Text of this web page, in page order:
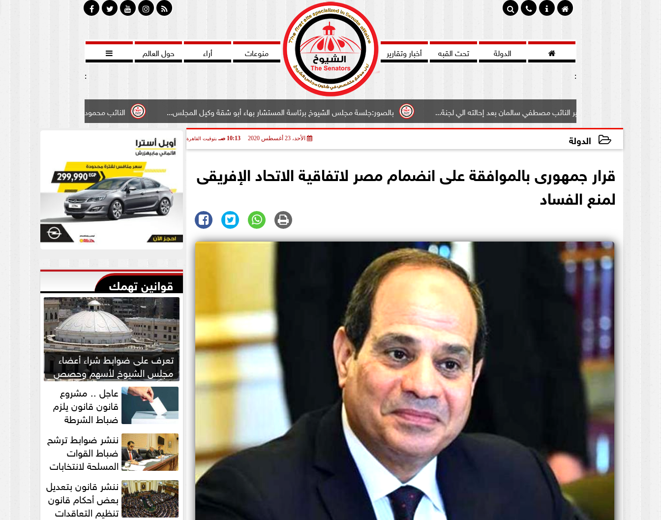
 الدولة تحت القبه أخبار وتقارير منوعات أراء حول العالم

:
:
النائب محمود سامي ”لبوابة الشيوخ”طالبت بادخال بالصور:جلسة مجلس الشيوخ برئاسة المستشار بهاء أبو شقة وكيل المجلس... علي مصير النائب مصطفي سالمان بعد إحالته الي لجنة...
الدولة الأحد، 23 أغسطس 2020 10:13 صـ بتوقيت القاهرة
قرار جمهورى بالموافقة على انضمام مصر لاتفاقية الاتحاد الإفريقى
لمنع الفساد
قوانين تهمك
تعرف على ضوابط شراء أعضاء
مجلس الشيوخ لأسهم وحصص
بالشركات عاجل .. مشروع
قانون قانون يلزم
ضباط الشرطة
بالاستئذان لخوض
انتخابات... ننشر ضوابط ترشح
ضباط القوات
المسلحة لانتخابات
الرئاسة والمجالس
النيابية والمحلية‎ ننشر قانون بتعديل
بعض أحكام قانون
تنظيم التعاقدات